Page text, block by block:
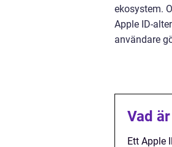
ekosystem.
Apple ID-
användare
Vad
Ett Apple